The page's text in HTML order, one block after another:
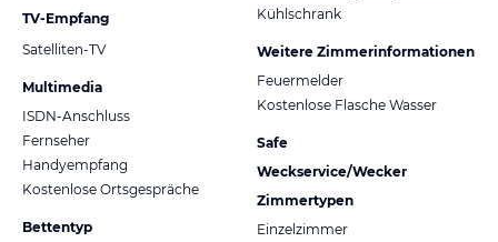
TV-Empfang
Satelliten-TV
Multimedia
ISDN-Anschluss
Fernseher
Handyempfang
Kostenlose Ortsgespräche
Bettentyp
Kühlschrank
Weitere Zimmerinformationen
Feuermelder
Kostenlose Flasche Wasser
Safe
Weckservice/Wecker
Zimmertypen
Einzelzimmer